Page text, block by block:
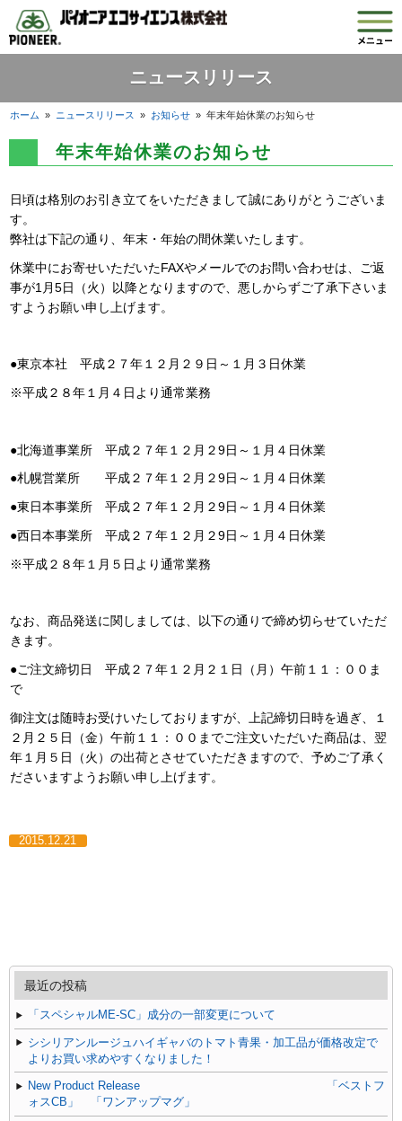
ニュースリリース
ホーム » ニュースリリース » お知らせ »年末年始休業のお知らせ
年末年始休業のお知らせ
日頃は格別のお引き立てをいただきまして誠にありがとうございま
す。
弊社は下記の通り、年末・年始の間休業いたします。
休業中にお寄せいただいたFAXやメールでのお問い合わせは、ご返
事が1月5日（火）以降となりますので、悪しからずご了承下さいま
すようお願い申し上げます。
●東京本社 平成２７年１２月２９日～１月３日休業
※平成２８年１月４日より通常業務
●北海道事業所 平成２７年１２月２9日～１月４日休業
●札幌営業所 平成２７年１２月２9日～１月４日休業
●東日本事業所 平成２７年１２月２9日～１月４日休業
●西日本事業所 平成２７年１２月２9日～１月４日休業
※平成２８年１月５日より通常業務
なお、商品発送に関しましては、以下の通りで締め切らせていただ
きます。
●ご注文締切日 平成２７年１２月２１日（月）午前１１：００ま
で
御注文は随時お受けいたしておりますが、上記締切日時を過ぎ、１
２月２５日（金）午前１１：００までご注文いただいた商品は、翌
年１月５日（火）の出荷とさせていただきますので、予めご了承く
ださいますようお願い申し上げます。
2015.12.21
最近の投稿
「スペシャルME-SC」成分の一部変更について
シシリアンルージュハイギャバのトマト青果・加工品が価格改定で
よりお買い求めやすくなりました！
New Product Release 「ベストフ
ォスCB」 「ワンアップマグ」